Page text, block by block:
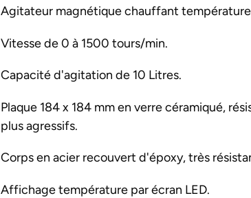
d'un
à
panier
Agitateur magnétique chauffant température
Vitesse de 0 à 1500 tours/min.
Capacité d'agitation de 10 Litres.
Plaque 184 x 184 mm en verre céramiqué,
plus agressifs.
Corps en acier recouvert d'époxy, très
Affichage température par écran LED.